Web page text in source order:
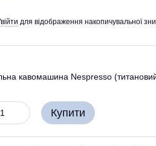
для відображення накопичувальної
кавомашина Nespresso
Купити